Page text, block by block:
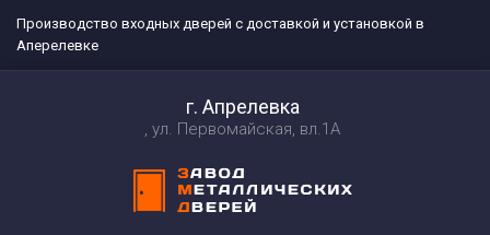
Производство входных дверей с доставкой и установкой в
Аперелевке
г. Апрелевка
ул. Первомайская, вл.1А